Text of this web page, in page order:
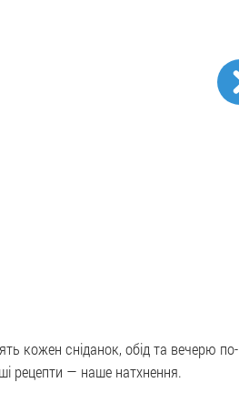
кожен сніданок, обід та вечерю по-
рецепти — наше натхнення.